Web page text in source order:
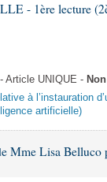
- 1ère lecture
Article UNIQUE -
à l’instauration
artificielle)
Mme Lisa Belluco